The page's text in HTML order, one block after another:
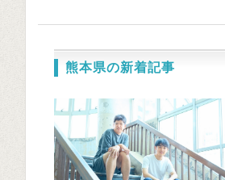
熊本県の新着記事